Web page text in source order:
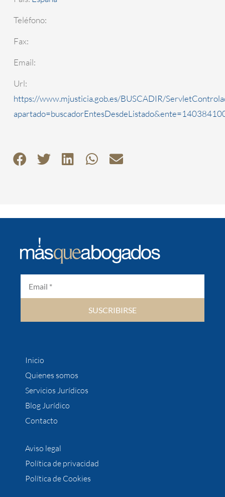
Teléfono:
Fax:
Email:
Url:
https://www.mjusticia.gob.es/BUSCADIR/
SUSCRIBIRSE
Inicio
Quienes somos
Servicios Jurídicos
Blog Jurídico
Contacto
Aviso legal
Política de privacidad
Política de Cookies